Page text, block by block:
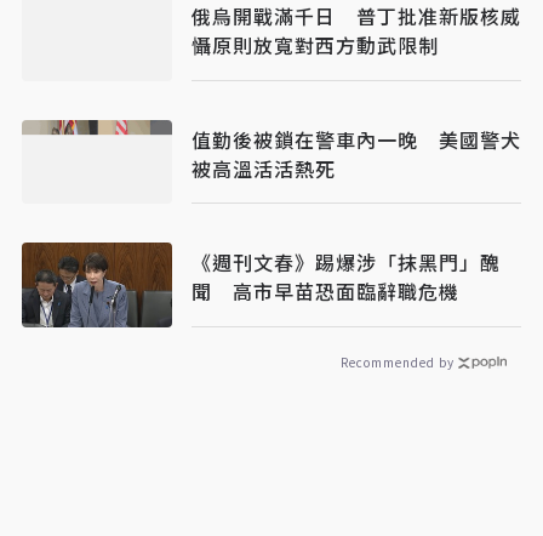
俄烏開戰滿千日 普丁批准新版核威
懾原則放寬對西方動武限制
值勤後被鎖在警車內一晚 美國警犬
被高溫活活熱死
《週刊文春》踢爆涉「抹黑門」醜
聞 高市早苗恐面臨辭職危機
Recommended by